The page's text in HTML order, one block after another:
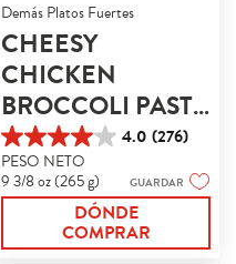
Demás Platos Fuertes
CHEESY
CHICKEN
BROCCOLI PASTA
BAKE
4.0 (276)
4.0
de
5
reseñas
PESO NETO
9 3/8 oz (265 g)
GUARDAR
DÓNDE
COMPRAR